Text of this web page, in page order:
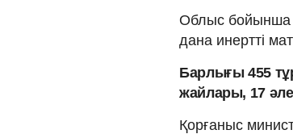
Облыс бойынша
дана инертті
Барлығы 455
жайлары, 17
Қорғаныс